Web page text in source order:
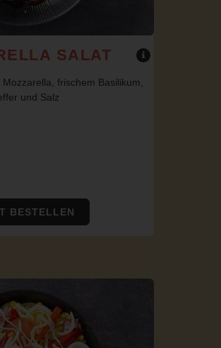
SALAT
frischem Basilikum,
und Salz
BESTELLEN